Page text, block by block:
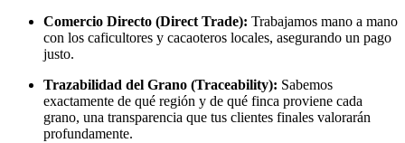
Comercio Directo (Direct Trade): Trabajamos mano a mano
con los caficultores y cacaoteros locales, asegurando un pago
justo.
Trazabilidad del Grano (Traceability): Sabemos
exactamente de qué región y de qué finca proviene cada
grano, una transparencia que tus clientes finales valorarán
profundamente.